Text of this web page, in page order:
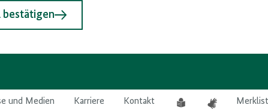
bestätigen
und Medien Karriere Kontakt
Leichte